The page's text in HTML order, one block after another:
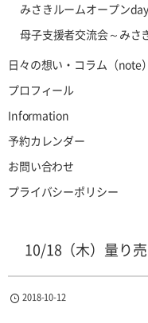
みさきルームオープンday
母子支援者交流会～みさ
日々の想い・コラム（note）
プロフィール
Information
予約カレンダー
お問い合わせ
プライバシーポリシー
10/18（木）量り
2018-10-12